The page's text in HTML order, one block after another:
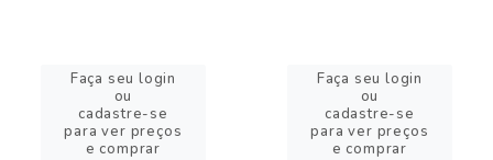
Faça seu login
ou
cadastre-se
para ver preços
e comprar
Faça seu login
ou
cadastre-se
para ver preços
e comprar